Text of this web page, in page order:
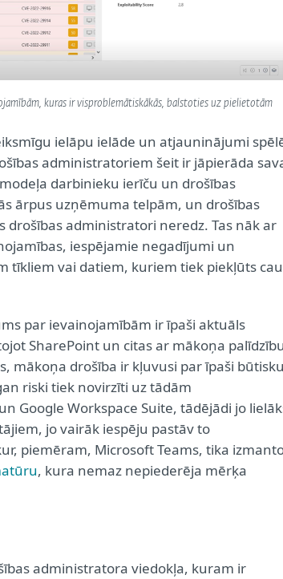
kuras ir visproblemātiskākās, balstoties uz pielietotām
ielāpu ielāde un atjauninājumi
administratoriem šeit ir jāpierāda
darbinieku ierīču un drošības
ārpus uzņēmuma telpām, un drošības
administratori neredz. Tas nāk ar
iespējamie negadījumi un
tīkliem vai datiem, kuriem tiek piekļūts
par ievainojamībām ir īpaši aktuāls
SharePoint un citas ar mākoņa palīdzību
mākoņa drošība ir kļuvusi par īpaši būtisku
riski tiek novirzīti uz tādām
Google Workspace Suite, tādējādi jo
jo vairāk iespēju pastāv to
piemēram, Microsoft Teams, tika
, kura nemaz nepiederēja mērķa
administratora viedokļa, kuram ir